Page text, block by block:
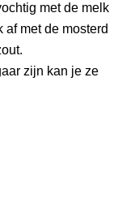
met de melk
met de mosterd
zijn kan je ze